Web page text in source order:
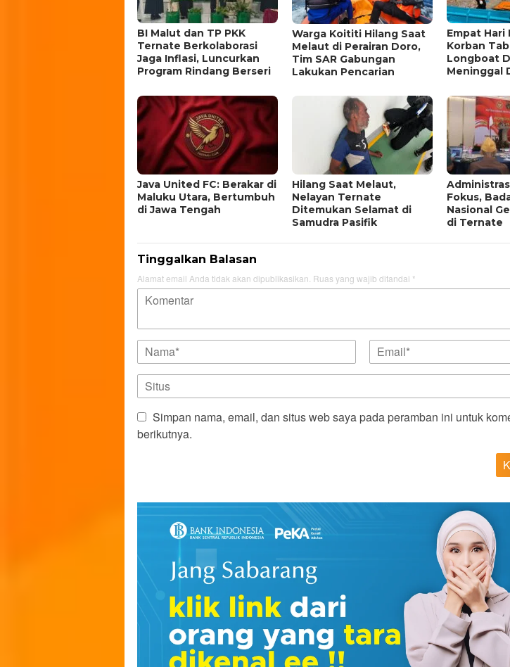
BI Malut dan TP PKK
Ternate Berkolaborasi
Jaga Inflasi, Luncurkan
Program Rindang Berseri
Warga Koititi Hilang Saat
Melaut di Perairan Doro,
Tim SAR Gabungan
Lakukan Pencarian
Empat Hari
Korban
Longboat
Meninggal
Java United FC: Berakar di
Maluku Utara, Bertumbuh
di Jawa Tengah
Hilang Saat Melaut,
Nelayan Ternate
Ditemukan Selamat di
Samudra Pasifik
Fokus,
Nasional
di Ternate
Tinggalkan Balasan
Alamat email Anda tidak akan dipublikasikan. Ruas yang wajib ditandai *
Simpan nama, email, dan situs web saya pada peramban ini untuk
berikutnya.